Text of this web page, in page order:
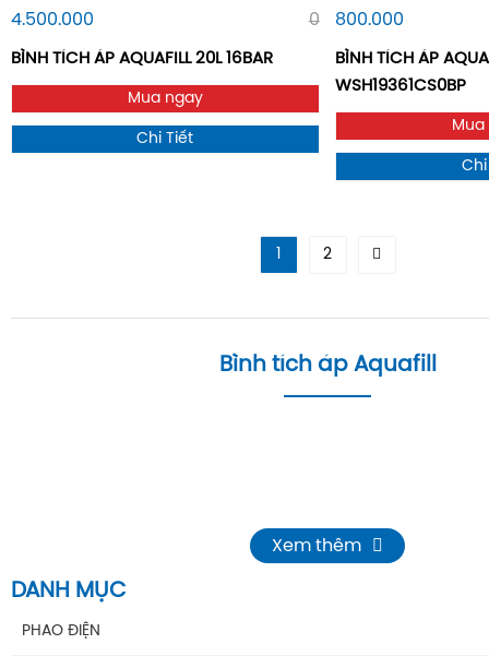
DANH MỤC
PHAO ĐIỆN
4.500.000 0
BÌNH TÍCH ÁP AQUAFILL 20L 16BAR
Mua ngay
Chi Tiết
800.000
BÌNH TÍCH ÁP
WSH19361CS0BP
2
Bình tích áp Aquafill
Xem thêm